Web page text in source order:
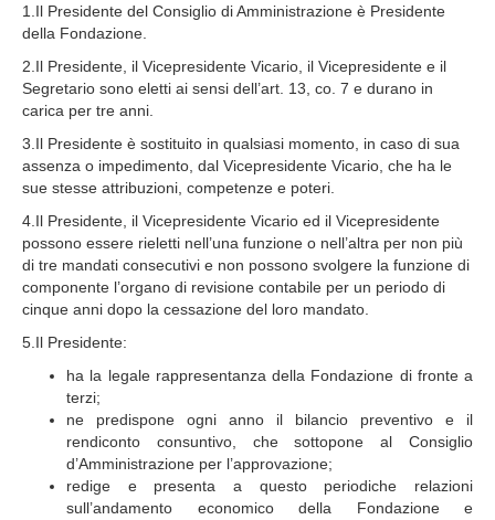
1.Il Presidente del Consiglio di Amministrazione è Presidente
della Fondazione.
2.Il Presidente, il Vicepresidente Vicario, il Vicepresidente e il
Segretario sono eletti ai sensi dell’art. 13, co. 7 e durano in
carica per tre anni.
3.Il Presidente è sostituito in qualsiasi momento, in caso di sua
assenza o impedimento, dal Vicepresidente Vicario, che ha le
sue stesse attribuzioni, competenze e poteri.
4.Il Presidente, il Vicepresidente Vicario ed il Vicepresidente
possono essere rieletti nell’una funzione o nell’altra per non più
di tre mandati consecutivi e non possono svolgere la funzione di
componente l’organo di revisione contabile per un periodo di
cinque anni dopo la cessazione del loro mandato.
5.Il Presidente:
ha la legale rappresentanza della Fondazione di fronte a
terzi;
ne predispone ogni anno il bilancio preventivo e il
rendiconto consuntivo, che sottopone al Consiglio
d’Amministrazione per l’approvazione;
redige e presenta a questo periodiche relazioni
sull’andamento economico della Fondazione e